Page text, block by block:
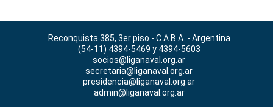
Reconquista 385, 3er piso - C.A.B.A. - Argentina
(54-11) 4394-5469 y 4394-5603
socios@liganaval.org.ar
secretaria@liganaval.org.ar
presidencia@liganaval.org.ar
admin@liganaval.org.ar